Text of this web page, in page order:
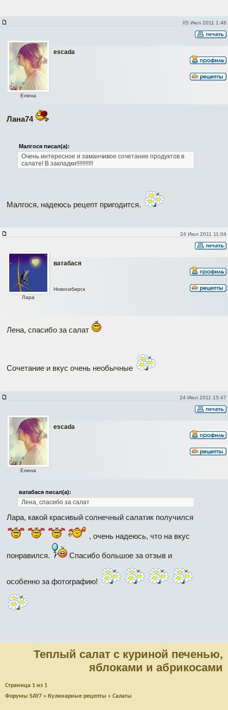
05 Июл 2011 1:48
escada
Елена
Лана74
Малгося писал(а):
Очень интересное и заманчивое сочетание продуктов в
салате! В закладки!!!!!!!!!!!
Малгося, надеюсь рецепт пригодится.
24 Июл 2011 11:04
ватабася
Лара
Новосибирск
Лена, спасибо за салат
Сочетание и вкус очень необычные
24 Июл 2011 15:47
escada
Елена
ватабася писал(а):
Лена, спасибо за салат
Лара, какой красивый солнечный салатик получился
, очень надеюсь, что на вкус
понравился. Спасибо большое за отзыв и
особенно за фотографию!
Теплый салат с куриной печенью,
яблоками и абрикосами
Страница 1 из 1
Форумы SAY7 » Кулинарные рецепты » Салаты